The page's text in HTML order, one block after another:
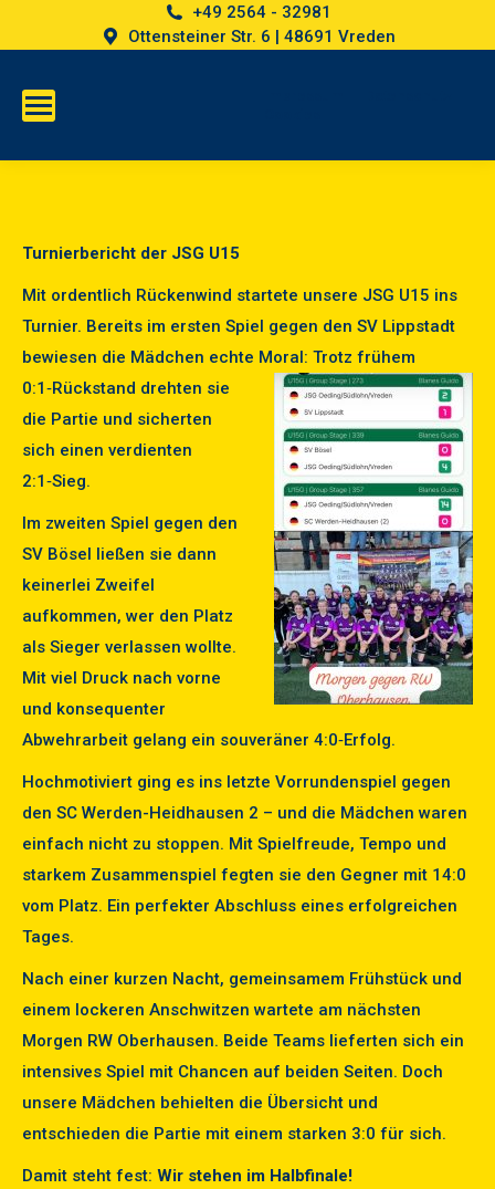
+49 2564 - 32981
Ottensteiner Str. 6 | 48691 Vreden
Turnierbericht der JSG U15
Mit ordentlich Rückenwind startete unsere JSG U15 ins
Turnier. Bereits im ersten Spiel gegen den SV Lippstadt
bewiesen die Mädchen echte Moral: Trotz frühem
0:1‑Rückstand drehten sie
die Partie und sicherten
sich einen verdienten
2:1‑Sieg.
Im zweiten Spiel gegen den
SV Bösel ließen sie dann
keinerlei Zweifel
aufkommen, wer den Platz
als Sieger verlassen wollte.
Mit viel Druck nach vorne
und konsequenter
Abwehrarbeit gelang ein souveräner 4:0‑Erfolg.
Hochmotiviert ging es ins letzte Vorrundenspiel gegen
den SC Werden-Heidhausen 2 – und die Mädchen waren
einfach nicht zu stoppen. Mit Spielfreude, Tempo und
starkem Zusammenspiel fegten sie den Gegner mit 14:0
vom Platz. Ein perfekter Abschluss eines erfolgreichen
Tages.
Nach einer kurzen Nacht, gemeinsamem Frühstück und
einem lockeren Anschwitzen wartete am nächsten
Morgen RW Oberhausen. Beide Teams lieferten sich ein
intensives Spiel mit Chancen auf beiden Seiten. Doch
unsere Mädchen behielten die Übersicht und
entschieden die Partie mit einem starken 3:0 für sich.
Damit steht fest: Wir stehen im Halbfinale!